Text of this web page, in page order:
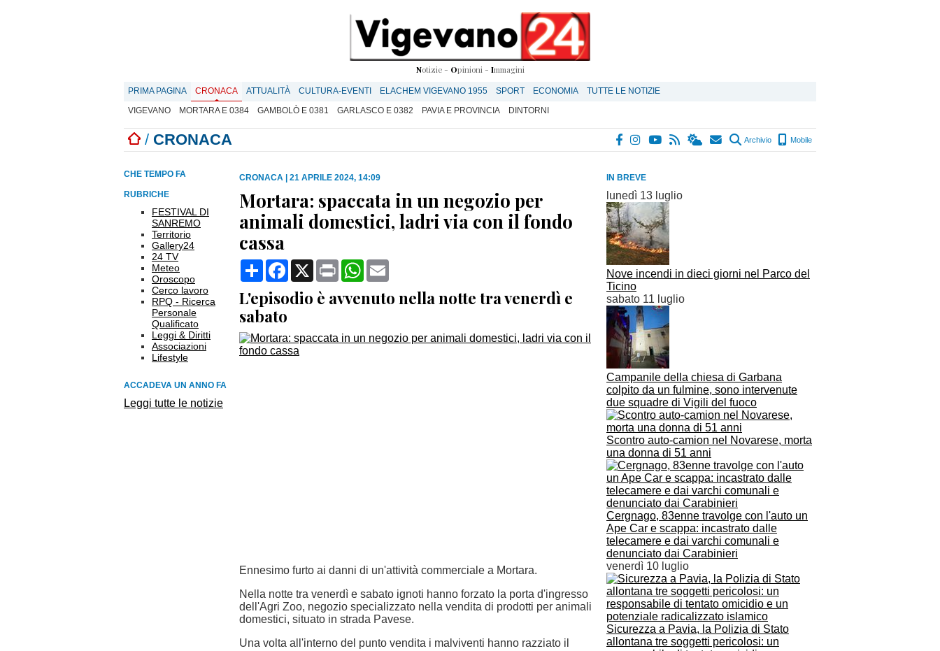
Notizie - Opinioni - Immagini
PRIMA PAGINA CRONACA ATTUALITÀ CULTURA-EVENTI ELACHEM VIGEVANO 1955 SPORT ECONOMIA
TUTTE LE NOTIZIE
VIGEVANO
MORTARA E 0384 GAMBOLÒ E 0381 GARLASCO E 0382 PAVIA E PROVINCIA DINTORNI
/ CRONACA Archivio Mobile
IN BREVE
lunedì 13 luglio
Nove incendi in dieci giorni nel Parco del
Ticino
sabato 11 luglio
Campanile della chiesa di Garbana
colpito da un fulmine, sono intervenute
due squadre di Vigili del fuoco
Scontro auto-camion nel Novarese, morta
una donna di 51 anni
Cergnago, 83enne travolge con l'auto un
Ape Car e scappa: incastrato dalle
telecamere e dai varchi comunali e
denunciato dai Carabinieri
venerdì 10 luglio
Sicurezza a Pavia, la Polizia di Stato
allontana tre soggetti pericolosi: un
CHE TEMPO FA
RUBRICHE
FESTIVAL DI
SANREMO
Territorio
Gallery24
24 TV
Meteo
Oroscopo
Cerco lavoro
RPQ - Ricerca
Personale
Qualificato
Leggi & Diritti
Associazioni
Lifestyle
ACCADEVA UN ANNO FA
Leggi tutte le notizie
CRONACA 21 APRILE 2024, 14:09
Mortara: spaccata in un negozio per
animali domestici, ladri via con il fondo
cassa
CondividiFacebook
X Print WhatsApp
L'episodio è avvenuto nella notte tra venerdì e
sabato
Ennesimo furto ai danni di un'attività commerciale a Mortara.
Nella notte tra venerdì e sabato ignoti hanno forzato la porta d'ingresso
dell'Agri Zoo, negozio specializzato nella vendita di prodotti per animali
domestici, situato in strada Pavese.
Una volta all'interno del punto vendita i malviventi hanno razziato il